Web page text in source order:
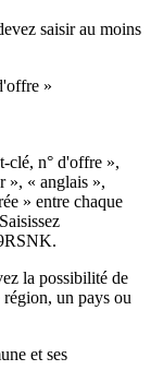
saisir au moins
»
clé, n° d'offre »,
», « anglais »,
» entre chaque
la possibilité de
un pays ou
et ses